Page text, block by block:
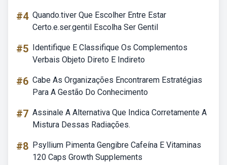
#4 Quando.tiver Que Escolher Entre Estar
Certo.e.ser.gentil Escolha Ser Gentil
#5 Identifique E Classifique Os Complementos
Verbais Objeto Direto E Indireto
#6 Cabe As Organizações Encontrarem Estratégias
Para A Gestão Do Conhecimento
#7 Assinale A Alternativa Que Indica Corretamente A
Mistura Dessas Radiações.
#8 Psyllium Pimenta Gengibre Cafeína E Vitaminas
120 Caps Growth Supplements